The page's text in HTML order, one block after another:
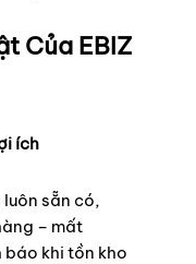
Của EBIZ
ích
sẵn có,
– mất
báo khi tồn kho